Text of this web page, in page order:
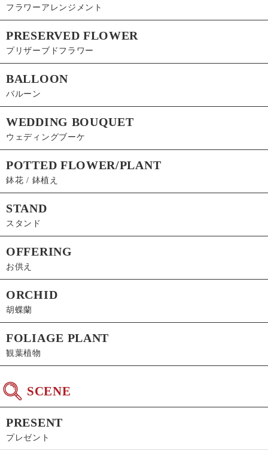
フラワーアレンジメント
PRESERVED FLOWER
プリザーブドフラワー
BALLOON
バルーン
WEDDING BOUQUET
ウェディングブーケ
POTTED FLOWER/PLANT
鉢花 / 鉢植え
STAND
スタンド
OFFERING
お供え
ORCHID
胡蝶蘭
FOLIAGE PLANT
観葉植物
SCENE
PRESENT
プレゼント